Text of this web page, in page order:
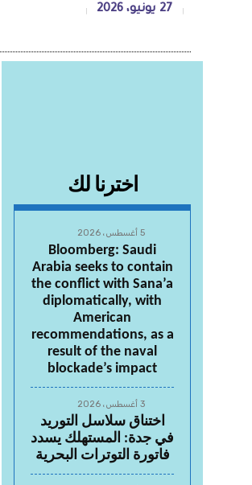
27 يونيو، 2026
اخترنا لك
5 أغسطس، 2026
Bloomberg: Saudi
Arabia seeks to contain
the conflict with Sana’a
diplomatically, with
American
recommendations, as a
result of the naval
blockade’s impact
3 أغسطس، 2026
اختناق سلاسل التوريد
في جدة: المستهلك يسدد
فاتورة التوترات البحرية